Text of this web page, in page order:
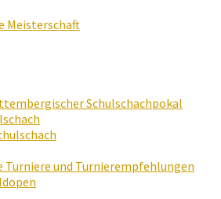
Meisterschaft
Schulschachpokal
Turniere und Turnierempfehlungen